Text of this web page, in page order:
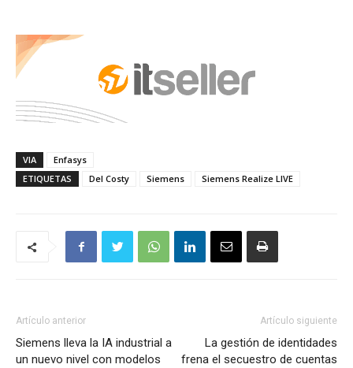
VIA
Enfasys
ETIQUETAS
Del Costy Siemens Siemens Realize LIVE
Artículo anterior
Siemens lleva la IA industrial a
un nuevo nivel con modelos
Artículo siguiente
La gestión de identidades
frena el secuestro de cuentas